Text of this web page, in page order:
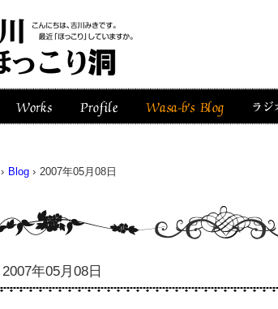
› Blog › 2007年05月08日
2007年05月08日